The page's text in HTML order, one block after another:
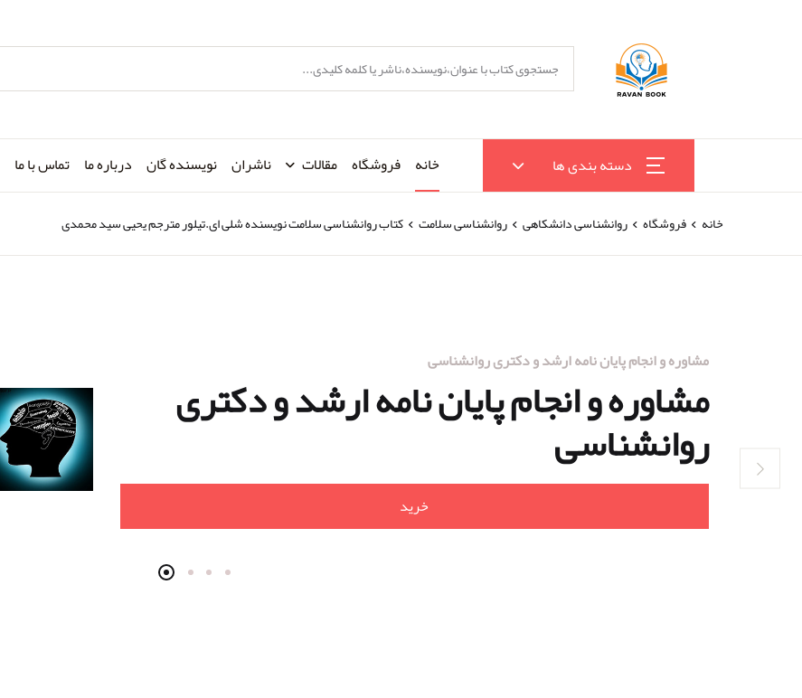
دسته بندی ها خانه فروشگاه مقالات ناشران نویسنده گان درباره ما تماس با ما
خانه فروشگاه روانشناسی دانشکاهی روانشناسی سلامت کتاب روانشناسی سلامت نویسنده شلی ای.تیلور مترجم یحیی سید محمدی
مشاوره و انجام پایان نامه ارشد و دکتری روانشناسی
مشاوره و انجام پایان نامه ارشد و دکتری
روانشناسی
خرید